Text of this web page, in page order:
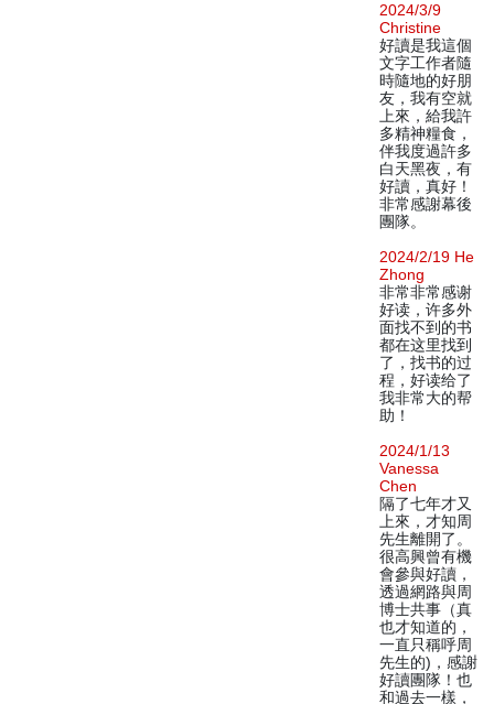
2024/3/9
Christine
好讀是我這個
文字工作者隨
時隨地的好朋
友，我有空就
上來，給我許
多精神糧食，
伴我度過許多
白天黑夜，有
好讀，真好！
非常感謝幕後
團隊。
2024/2/19 He
Zhong
非常非常感谢
好读，许多外
面找不到的书
都在这里找到
了，找书的过
程，好读给了
我非常大的帮
助！
2024/1/13
Vanessa
Chen
隔了七年才又
上來，才知周
先生離開了。
很高興曾有機
會參與好讀，
透過網路與周
博士共事（真
也才知道的，
一直只稱呼周
先生的)，感謝
好讀團隊！也
和過去一樣，